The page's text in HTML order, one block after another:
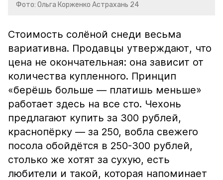
Фото: Ольга Корженко Астрахань 24
Стоимость солёной снеди весьма
вариативна. Продавцы утверждают, что
цена не окончательная: она зависит от
количества купленного. Принцип
«берёшь больше — платишь меньше»
работает здесь на все сто. Чехонь
предлагают купить за 300 рублей,
краснопёрку — за 250, вобла свежего
посола обойдётся в 250-300 рублей,
столько же хотят за сухую, есть
любители и такой, которая напоминает